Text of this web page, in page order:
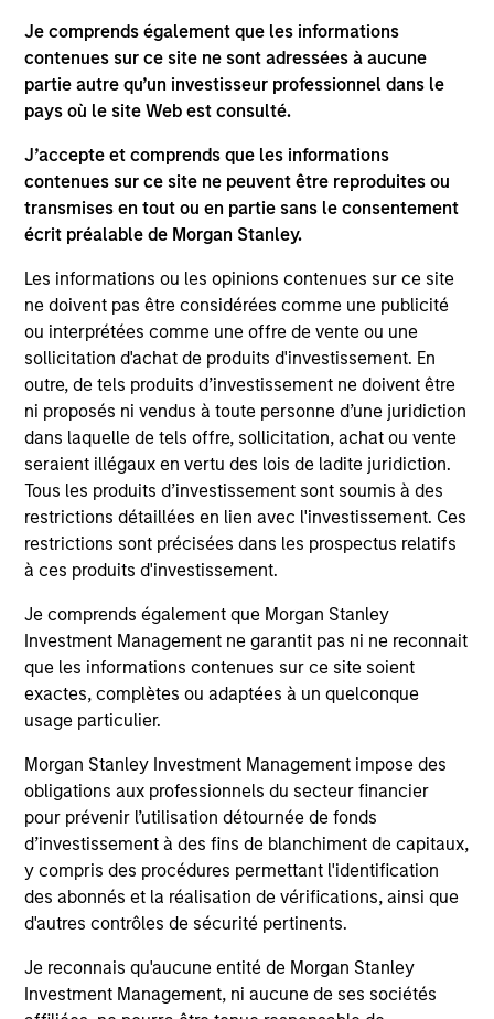
Je comprends également que les informations
contenues sur ce site ne sont adressées à aucune
partie autre qu’un investisseur professionnel dans le
pays où le site Web est consulté.
J’accepte et comprends que les informations
contenues sur ce site ne peuvent être reproduites ou
transmises en tout ou en partie sans le consentement
écrit préalable de Morgan Stanley.
Les informations ou les opinions contenues sur ce site
ne doivent pas être considérées comme une publicité
ou interprétées comme une offre de vente ou une
sollicitation d'achat de produits d'investissement. En
outre, de tels produits d’investissement ne doivent être
ni proposés ni vendus à toute personne d’une juridiction
dans laquelle de tels offre, sollicitation, achat ou vente
seraient illégaux en vertu des lois de ladite juridiction.
Tous les produits d’investissement sont soumis à des
restrictions détaillées en lien avec l'investissement. Ces
restrictions sont précisées dans les prospectus relatifs
à ces produits d'investissement.
Je comprends également que Morgan Stanley
Investment Management ne garantit pas ni ne reconnait
que les informations contenues sur ce site soient
exactes, complètes ou adaptées à un quelconque
usage particulier.
Morgan Stanley Investment Management impose des
obligations aux professionnels du secteur financier
pour prévenir l’utilisation détournée de fonds
d’investissement à des fins de blanchiment de capitaux,
y compris des procédures permettant l'identification
des abonnés et la réalisation de vérifications, ainsi que
d'autres contrôles de sécurité pertinents.
Je reconnais qu'aucune entité de Morgan Stanley
Investment Management, ni aucune de ses sociétés
Hugh C. Briscoe
Managing Director
Kelley Gerrity
Managing Director
Municipals Team
Broad Markets Fixed Income
Our team provides exposure to what we consider the
best ideas in fixed income. Leveraging the expertise of
our specialized teams, we use a team-based, rigorous
and disciplined process that seeks out superior and
Portfolio Managers
Vishal Khanduja, CFA
Managing Director
Mike Rosborough